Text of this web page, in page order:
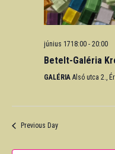
június 1718:00- 20:00
Betelt-Galéria
GALÉRIA Alsó utca 2.,
Previous Day